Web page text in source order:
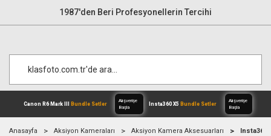
1987'den Beri Profesyonellerin Tercihi
Anasayfa Aksiyon Kameraları Aksiyon Kamera Aksesuarları Insta360